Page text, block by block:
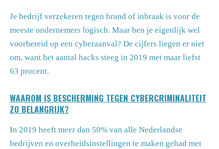
Je bedrijf verzekeren tegen brand of inbraak is voor de
meeste ondernemers logisch. Maar ben je eigenlijk wel
voorbereid op een cyberaanval? De cijfers liegen er niet
om, want het aantal hacks steeg in 2019 met maar liefst
63 procent.
WAAROM IS BESCHERMING TEGEN CYBERCRIMINALITEIT
ZO BELANGRIJK?
In 2019 heeft meer dan 50% van alle Nederlandse
bedrijven en overheidsinstellingen te maken gehad met